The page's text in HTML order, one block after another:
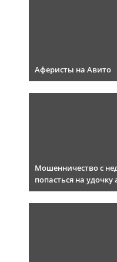
Аферисты на Авито
Мошенничество с
попасться на